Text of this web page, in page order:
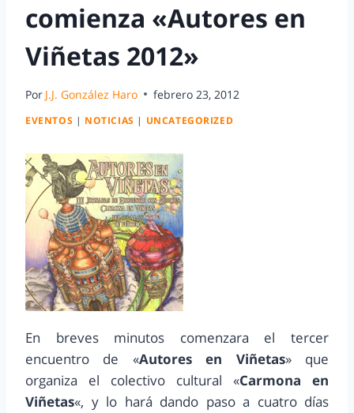
comienza «Autores en
Viñetas 2012»
Por J.J. González Haro febrero 23, 2012
EVENTOS | NOTICIAS | UNCATEGORIZED
En breves minutos comenzara el tercer
encuentro de «Autores en Viñetas» que
organiza el colectivo cultural «Carmona en
Viñetas«, y lo hará dando paso a cuatro días